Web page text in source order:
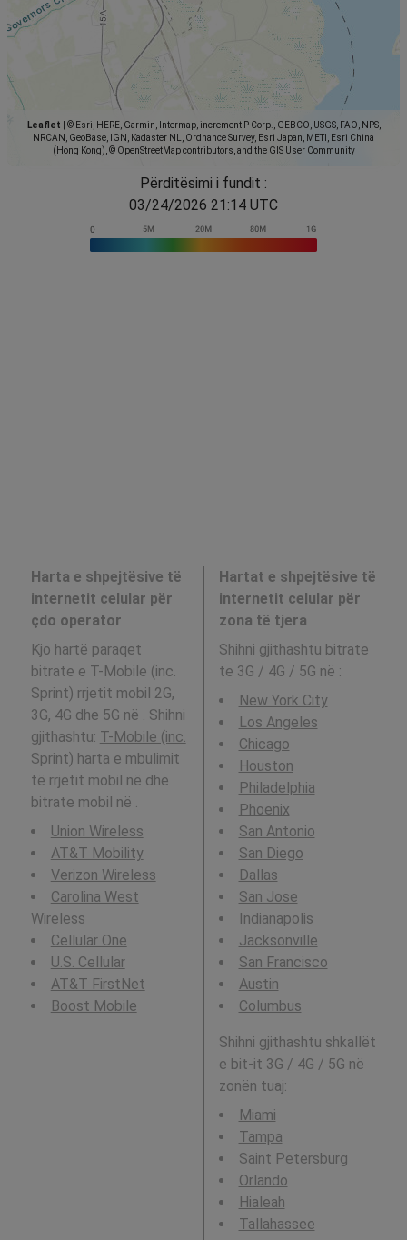
Leaflet
© Esri, HERE, Garmin, Intermap, increment P Corp., GEBCO, USGS, FAO, NPS,
NRCAN, GeoBase, IGN, Kadaster NL, Ordnance Survey, Esri Japan, METI, Esri China
(Hong Kong), © OpenStreetMap contributors, and the GIS User Community
Përditësimi i fundit :
03/24/2026 21:14 UTC
Harta e shpejtësive të
internetit celular për
çdo operator
Kjo hartë paraqet
bitrate e T-Mobile (inc.
Sprint) rrjetit mobil 2G,
3G, 4G dhe 5G në . Shihni
gjithashtu: T-Mobile (inc.
Sprint) harta e mbulimit
të rrjetit mobil në dhe
bitrate mobil në .
Union Wireless
AT&T Mobility
Verizon Wireless
Carolina West
Wireless
Cellular One
U.S. Cellular
AT&T FirstNet
Boost Mobile
Hartat e shpejtësive të
internetit celular për
zona të tjera
Shihni gjithashtu bitrate
te 3G / 4G / 5G në :
New York City
Los Angeles
Chicago
Houston
Philadelphia
Phoenix
San Antonio
San Diego
Dallas
San Jose
Indianapolis
Jacksonville
San Francisco
Austin
Columbus
Shihni gjithashtu shkallët
e bit-it 3G / 4G / 5G në
zonën tuaj:
Miami
Tampa
Saint Petersburg
Orlando
Hialeah
Tallahassee